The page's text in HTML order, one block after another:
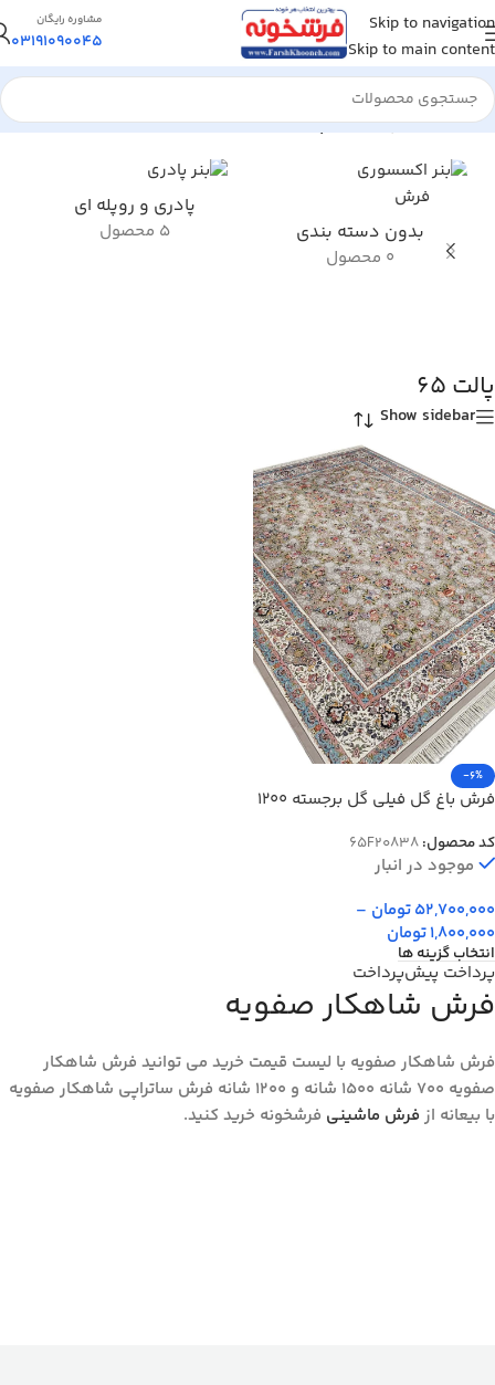
Skip to navigation
Skip to main content
مشاوره رایگان
03191090045
خانه/محصول پالت رنگ/پالت 65
بدون دسته بندی
0 محصول
پادری و روپله ای
5 محصول
پالت 65
Show sidebar
-6%
فرش باغ گل فیلی گل برجسته 1200
کد محصول:65F20838
موجود در انبار
52,700,000تومان –
1,800,000تومان
انتخاب گزینه ها
پرداخت پیش‌پرداخت
فرش شاهکار صفویه
فرش شاهکار صفویه با لیست قیمت خرید می توانید فرش شاهکار
صفویه ۷۰۰ شانه 1500 شانه و 1200 شانه فرش ساتراپی شاهکار صفویه
با بیعانه از فرش ماشینی فرشخونه خرید کنید.